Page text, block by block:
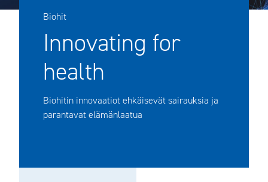
Biohit
Innovating for
health
Biohitin innovaatiot ehkäisevät sairauksia ja
parantavat elämänlaatua